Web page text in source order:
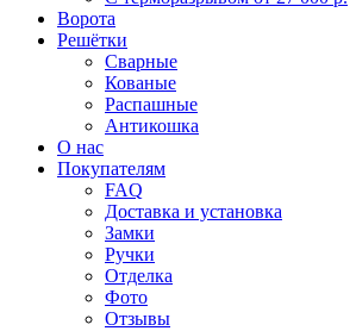
Ворота
Решётки
Сварные
Кованые
Распашные
Антикошка
О нас
Покупателям
FAQ
Доставка и установка
Замки
Ручки
Отделка
Фото
Отзывы